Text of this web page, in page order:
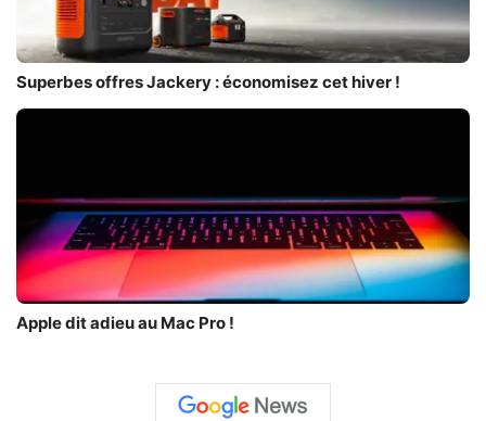
Superbes offres Jackery : économisez cet hiver !
Apple dit adieu au Mac Pro !